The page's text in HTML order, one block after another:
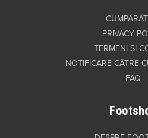
PRIVACY
TERMENI ȘI
NOTIFICARE CĂTRE
FAQ